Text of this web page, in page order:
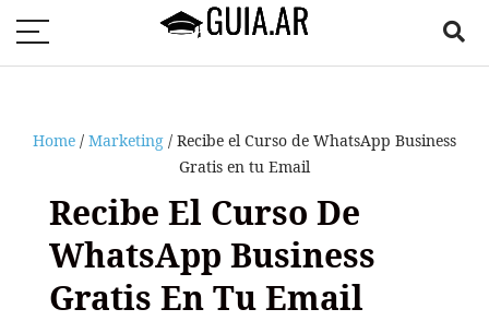
Home / Marketing / Recibe el Curso de WhatsApp Business
Gratis en tu Email
Recibe El Curso De
WhatsApp Business
Gratis En Tu Email